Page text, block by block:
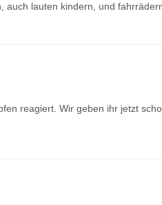
lauten kindern, und
reagiert. Wir geben ihr jetzt